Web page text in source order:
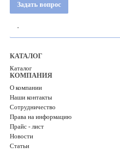
Задать вопрос
.
КАТАЛОГ
Каталог
КОМПАНИЯ
О компании
Наши контакты
Сотрудничество
Права на информацию
Прайс - лист
Новости
Статьи